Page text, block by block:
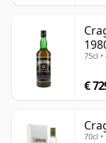
75cl •
€
70cl •